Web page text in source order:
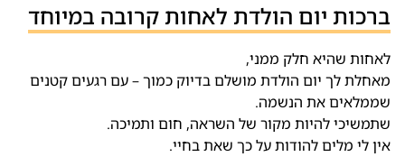
ברכות יום הולדת לאחות קרובה במיוחד
לאחות שהיא חלק ממני,
מאחלת לך יום הולדת מושלם בדיוק כמוך – עם רגעים קטנים
שממלאים את הנשמה.
שתמשיכי להיות מקור של השראה, חום ותמיכה.
אין לי מלים להודות על כך שאת בחיי.